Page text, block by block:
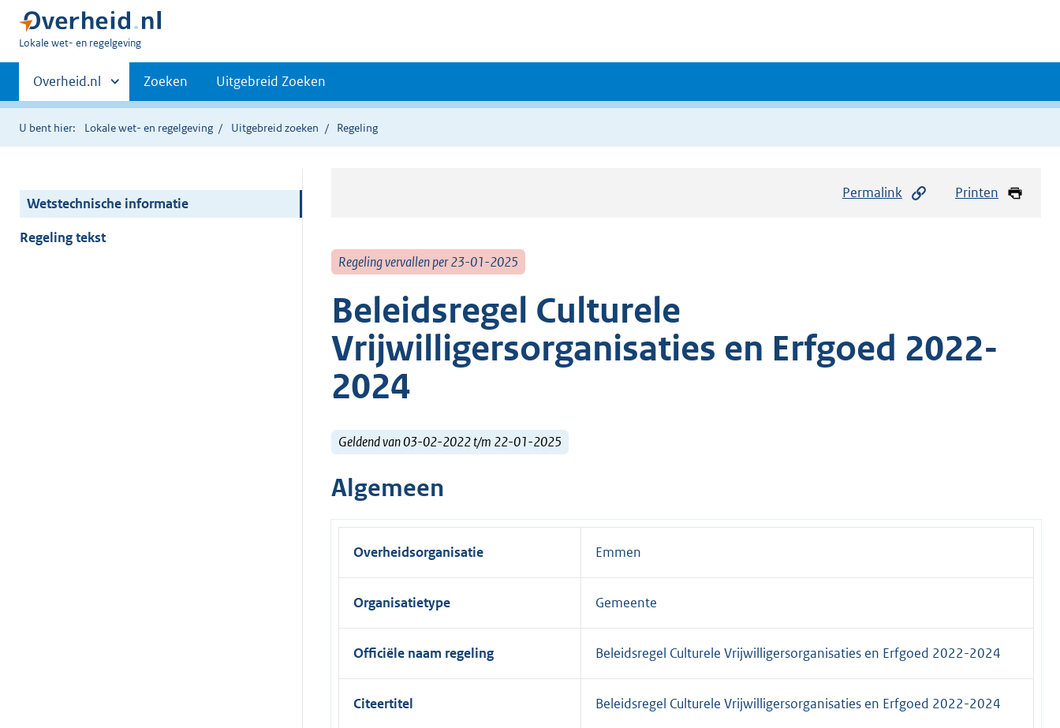
U
hier:
Lokale wet- en regelgeving
Primaire
navigatie
Andere
sites
binnen
Overheid.nl Zoeken Uitgebreid Zoeken
U bent hier: Lokale wet- en regelgeving Uitgebreid zoeken Regeling
Wetstechnische informatie
Regeling tekst
Permalink Printen
Regeling vervallen per 23-01-2025
Beleidsregel Culturele
Vrijwilligersorganisaties en Erfgoed 2022-
2024
Geldend van 03-02-2022 t/m 22-01-2025
Algemeen
Overheidsorganisatie Emmen
Organisatietype Gemeente
Officiële naam regeling Beleidsregel Culturele Vrijwilligersorganisaties en Erfgoed 2022-2024
Citeertitel Beleidsregel Culturele Vrijwilligersorganisaties en Erfgoed 2022-2024